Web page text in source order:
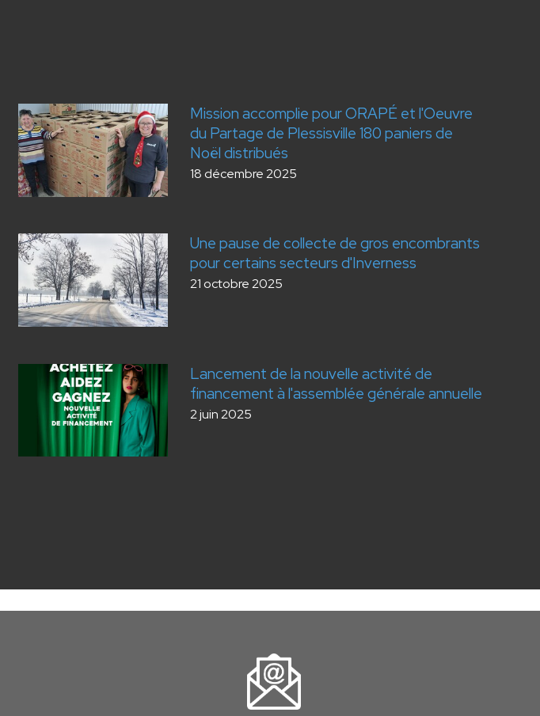
Mission accomplie pour ORAPÉ et l'Oeuvre
du Partage de Plessisville 180 paniers de
Noël distribués
18 décembre 2025
Une pause de collecte de gros encombrants
pour certains secteurs d'Inverness
21 octobre 2025
Lancement de la nouvelle activité de
financement à l'assemblée générale annuelle
2 juin 2025